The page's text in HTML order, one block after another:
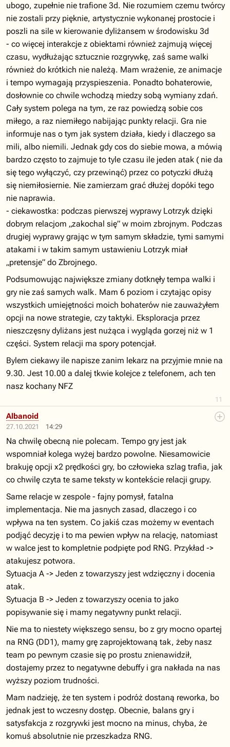
11
ubogo, zupełnie nie trafione 3d. Nie rozumiem czemu twórcy
nie zostali przy pięknie, artystycznie wykonanej prostocie i
poszli na sile w kierowanie dyliżansem w środowisku 3d
- co więcej interakcje z obiektami również zajmują więcej
czasu, wydłużając sztucznie rozgrywkę, zaś same walki
również do krótkich nie należą. Mam wrażenie, ze animacje
i tempo wymagają przyspieszenia. Ponadto bohaterowie,
dosłownie co chwile wchodzą miedzy sobą wymiany zdań.
Cały system polega na tym, ze raz powiedzą sobie cos
miłego, a raz niemiłego nabijając punkty relacji. Gra nie
informuje nas o tym jak system działa, kiedy i dlaczego sa
mili, albo niemili. Jednak gdy cos do siebie mowa, a mówią
bardzo często to zajmuje to tyle czasu ile jeden atak ( nie da
się tego wyłączyć, czy przewinąć) przez co potyczki dłużą
się niemiłosiernie. Nie zamierzam grać dłużej dopóki tego
nie naprawia.
- ciekawostka: podczas pierwszej wyprawy Lotrzyk dzięki
dobrym relacjom „zakochal się” w moim zbrojnym. Podczas
drugiej wyprawy grając w tym samym składzie, tymi samymi
atakami i w takim samym ustawieniu Lotrzyk miał
„pretensje” do Zbrojnego.
Podsumowując największe zmiany dotknęły tempa walki i
gry nie zaś samych walk. Mam 6 poziom i czytając opisy
wszystkich umiejętności moich bohaterów nie zauważyłem
opcji na nowe strategie, czy taktyki. Eksploracja przez
nieszczęsny dyliżans jest nużąca i wygląda gorzej niż w 1
części. System relacji ma spory potencjał.
Bylem ciekawy ile napisze zanim lekarz na przyjmie mnie na
9.30. Jest 10.00 a dalej tkwie kolejce z telefonem, ach ten
nasz kochany NFZ
27.10.2021 14:29
Albanoid
Na chwilę obecną nie polecam. Tempo gry jest jak
wspomniał kolega wyżej bardzo powolne. Niesamowicie
brakuję opcji x2 prędkości gry, bo człowieka szlag trafia, jak
co chwilę czyta te same teksty w kontekście relacji grupy.
Same relacje w zespole - fajny pomysł, fatalna
implementacja. Nie ma jasnych zasad, dlaczego i co
wpływa na ten system. Co jakiś czas możemy w eventach
podjąć decyzję i to ma pewien wpływ na relację, natomiast
w walce jest to kompletnie podpięte pod RNG. Przykład ->
atakujesz potwora.
Sytuacja A -> Jeden z towarzyszy jest wdzięczny i docenia
atak.
Sytuacja B -> Jeden z towarzyszy ocenia to jako
popisywanie się i mamy negatywny punkt relacji.
Nie ma to niestety większego sensu, bo z gry mocno opartej
na RNG (DD1), mamy grę zaprojektowaną tak, żeby nasz
team po pewnym czasie się po prostu znienawidził,
dostajemy przez to negatywne debuffy i gra nakłada na nas
wyższy poziom trudności.
Mam nadzieję, że ten system i podróż dostaną reworka, bo
jednak jest to wczesny dostęp. Obecnie, balans gry i
satysfakcja z rozgrywki jest mocno na minus, chyba, że
komuś absolutnie nie przeszkadza RNG.